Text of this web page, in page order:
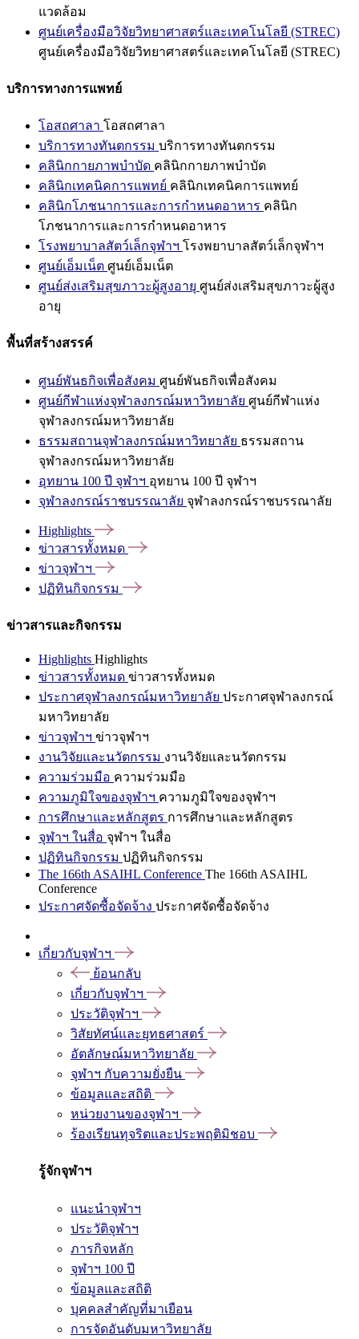
แวดล้อม
ศูนย์เครื่องมือวิจัยวิทยาศาสตร์และเทคโนโลยี (STREC)
ศูนย์เครื่องมือวิจัยวิทยาศาสตร์และเทคโนโลยี (STREC)
บริการทางการแพทย์
โอสถศาลา โอสถศาลา
บริการทางทันตกรรม บริการทางทันตกรรม
คลินิกกายภาพบำบัด คลินิกกายภาพบำบัด
คลินิกเทคนิคการแพทย์ คลินิกเทคนิคการแพทย์
คลินิกโภชนาการและการกำหนดอาหาร คลินิก
โภชนาการและการกำหนดอาหาร
โรงพยาบาลสัตว์เล็กจุฬาฯ โรงพยาบาลสัตว์เล็กจุฬาฯ
ศูนย์เอ็มเน็ต ศูนย์เอ็มเน็ต
ศูนย์ส่งเสริมสุขภาวะผู้สูงอายุ ศูนย์ส่งเสริมสุขภาวะผู้สูง
อายุ
พื้นที่สร้างสรรค์
ศูนย์พันธกิจเพื่อสังคม ศูนย์พันธกิจเพื่อสังคม
ศูนย์กีฬาแห่งจุฬาลงกรณ์มหาวิทยาลัย ศูนย์กีฬาแห่ง
จุฬาลงกรณ์มหาวิทยาลัย
ธรรมสถานจุฬาลงกรณ์มหาวิทยาลัย ธรรมสถาน
จุฬาลงกรณ์มหาวิทยาลัย
อุทยาน 100 ปี จุฬาฯ อุทยาน 100 ปี จุฬาฯ
จุฬาลงกรณ์ราชบรรณาลัย จุฬาลงกรณ์ราชบรรณาลัย
Highlights
ข่าวสารทั้งหมด
ข่าวจุฬาฯ
ปฏิทินกิจกรรม
ข่าวสารและกิจกรรม
Highlights Highlights
ข่าวสารทั้งหมด ข่าวสารทั้งหมด
ประกาศจุฬาลงกรณ์มหาวิทยาลัย ประกาศจุฬาลงกรณ์
มหาวิทยาลัย
ข่าวจุฬาฯ ข่าวจุฬาฯ
งานวิจัยและนวัตกรรม งานวิจัยและนวัตกรรม
ความร่วมมือ ความร่วมมือ
ความภูมิใจของจุฬาฯ ความภูมิใจของจุฬาฯ
การศึกษาและหลักสูตร การศึกษาและหลักสูตร
จุฬาฯ ในสื่อ จุฬาฯ ในสื่อ
ปฏิทินกิจกรรม ปฏิทินกิจกรรม
The 166th ASAIHL Conference The 166th ASAIHL
Conference
ประกาศจัดซื้อจัดจ้าง ประกาศจัดซื้อจัดจ้าง
เกี่ยวกับจุฬาฯ
ย้อนกลับ
เกี่ยวกับจุฬาฯ
ประวัติจุฬาฯ
วิสัยทัศน์และยุทธศาสตร์
อัตลักษณ์มหาวิทยาลัย
จุฬาฯ กับความยั่งยืน
ข้อมูลและสถิติ
หน่วยงานของจุฬาฯ
ร้องเรียนทุจริตและประพฤติมิชอบ
รู้จักจุฬาฯ
แนะนำจุฬาฯ
ประวัติจุฬาฯ
ภารกิจหลัก
จุฬาฯ 100 ปี
ข้อมูลและสถิติ
บุคคลสำคัญที่มาเยือน
การจัดอันดับมหาวิทยาลัย